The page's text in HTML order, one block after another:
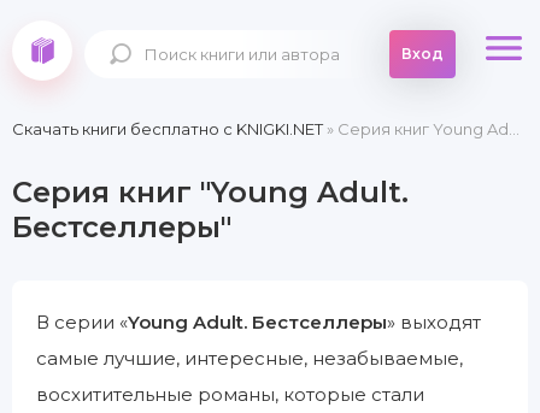
Вход
Скачать книги бесплатно c KNIGKI.NET» Серия книг Young Adult. Бестселлеры
Серия книг "Young Adult.
Бестселлеры"
В серии «Young Adult. Бестселлеры» выходят
самые лучшие, интересные, незабываемые,
восхитительные романы, которые стали